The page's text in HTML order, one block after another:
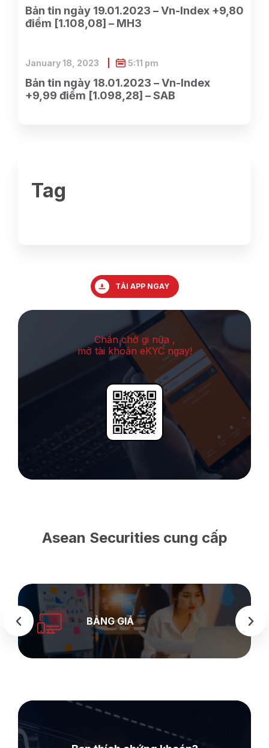
Bản tin ngày 19.01.2023 – Vn-Index +9,80
điểm [1.108,08] – MH3
Bản tin ngày 18.01.2023 – Vn-Index
+9,99 điểm [1.098,28] – SAB
January 18, 2023 5:11 pm
Tag
TẢI APP NGAY
Chần chờ gi nữa ,
mở tài khoản eKYC ngay!
Asean Securities cung cấp
BẢNG GIÁ